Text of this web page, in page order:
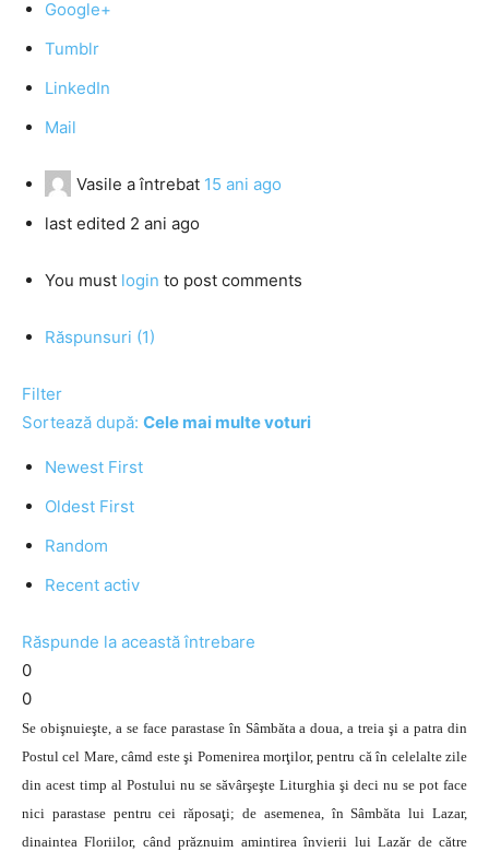
Google+
Tumblr
LinkedIn
Mail
Vasile a întrebat 15 ani ago
last edited 2 ani ago
You must login to post comments
Răspunsuri (1)
Filter
Sortează după: Cele mai multe voturi
Newest First
Oldest First
Random
Recent activ
Răspunde la această întrebare
0
0
Se obişnuieşte, a se face parastase în Sâmbăta a doua, a treia şi a patra din
Postul cel Mare, câmd este şi Pomenirea morţilor, pentru că în celelalte zile
din acest timp al Postului nu se săvârşeşte Liturghia şi deci nu se pot face
nici parastase pentru cei răposaţi; de asemenea, în Sâmbăta lui Lazar,
dinaintea Floriilor, când prăznuim amintirea învierii lui Lazăr de către